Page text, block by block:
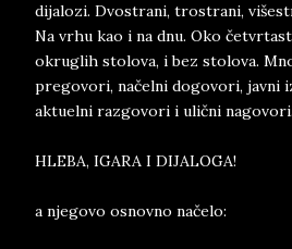
dijalozi. Dvostrani, trostrani,
Na vrhu kao i na dnu. Oko
okruglih stolova, i bez stolova.
pregovori, načelni dogovori, javni
aktuelni razgovori i ulični
HLEBA, IGARA I DIJALOGA!
a njegovo osnovno načelo: